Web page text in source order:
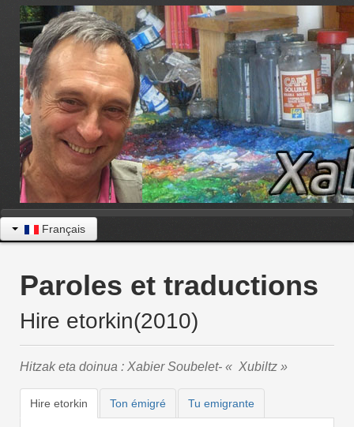
Français
Paroles et traductions
Hire etorkin(2010)
Hitzak eta doinua : Xabier Soubelet- « Xubiltz »
Hire etorkin Ton émigré Tu emigrante